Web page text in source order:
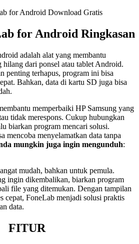
for Android Ringkasan
adalah alat yang membantu
hilang dari ponsel atau tablet Android.
penting terhapus, program ini bisa
Bahkan, data di kartu SD juga bisa
memperbaiki HP Samsung yang
tidak merespons. Cukup hubungkan
biarkan program mencari solusi.
mencoba menyelamatkan data tanpa
mungkin juga ingin mengunduh:
mudah, bahkan untuk pemula.
ingin dikembalikan, biarkan program
file yang ditemukan. Dengan tampilan
cepat, FoneLab menjadi solusi praktis
data.
FITUR